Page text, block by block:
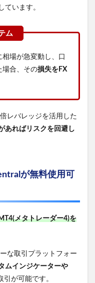
しています。
場が急変動し、口
場合、その損失をFX
レバレッジを活用した
あればリスクを回避し
が無料使用可
メタトレーダー4)を
な取引プラットフォー
ムインジケーターや
引が可能です。